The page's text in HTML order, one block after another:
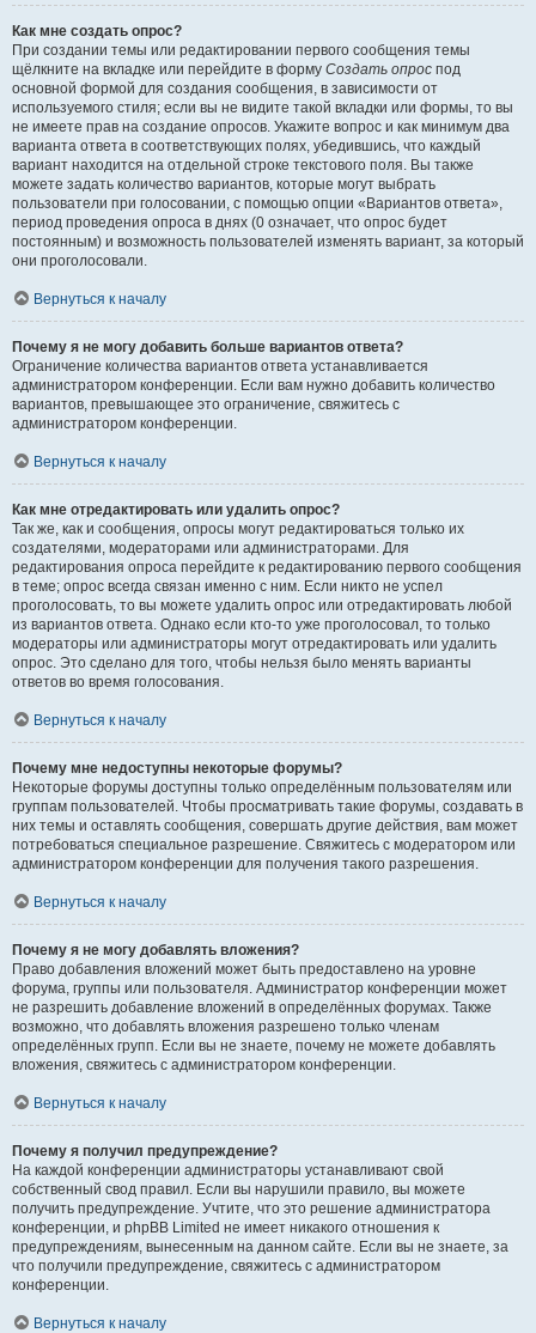
Как мне создать опрос?
При создании темы или редактировании первого сообщения темы
щёлкните на вкладке или перейдите в форму Создать опрос под
основной формой для создания сообщения, в зависимости от
используемого стиля; если вы не видите такой вкладки или формы, то вы
не имеете прав на создание опросов. Укажите вопрос и как минимум два
варианта ответа в соответствующих полях, убедившись, что каждый
вариант находится на отдельной строке текстового поля. Вы также
можете задать количество вариантов, которые могут выбрать
пользователи при голосовании, с помощью опции «Вариантов ответа»,
период проведения опроса в днях (0 означает, что опрос будет
постоянным) и возможность пользователей изменять вариант, за который
они проголосовали.
Вернуться к началу
Почему я не могу добавить больше вариантов ответа?
Ограничение количества вариантов ответа устанавливается
администратором конференции. Если вам нужно добавить количество
вариантов, превышающее это ограничение, свяжитесь с
администратором конференции.
Вернуться к началу
Как мне отредактировать или удалить опрос?
Так же, как и сообщения, опросы могут редактироваться только их
создателями, модераторами или администраторами. Для
редактирования опроса перейдите к редактированию первого сообщения
в теме; опрос всегда связан именно с ним. Если никто не успел
проголосовать, то вы можете удалить опрос или отредактировать любой
из вариантов ответа. Однако если кто-то уже проголосовал, то только
модераторы или администраторы могут отредактировать или удалить
опрос. Это сделано для того, чтобы нельзя было менять варианты
ответов во время голосования.
Вернуться к началу
Почему мне недоступны некоторые форумы?
Некоторые форумы доступны только определённым пользователям или
группам пользователей. Чтобы просматривать такие форумы, создавать в
них темы и оставлять сообщения, совершать другие действия, вам может
потребоваться специальное разрешение. Свяжитесь с модератором или
администратором конференции для получения такого разрешения.
Вернуться к началу
Почему я не могу добавлять вложения?
Право добавления вложений может быть предоставлено на уровне
форума, группы или пользователя. Администратор конференции может
не разрешить добавление вложений в определённых форумах. Также
возможно, что добавлять вложения разрешено только членам
определённых групп. Если вы не знаете, почему не можете добавлять
вложения, свяжитесь с администратором конференции.
Вернуться к началу
Почему я получил предупреждение?
На каждой конференции администраторы устанавливают свой
собственный свод правил. Если вы нарушили правило, вы можете
получить предупреждение. Учтите, что это решение администратора
конференции, и phpBB Limited не имеет никакого отношения к
предупреждениям, вынесенным на данном сайте. Если вы не знаете, за
что получили предупреждение, свяжитесь с администратором
конференции.
Вернуться к началу